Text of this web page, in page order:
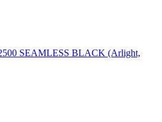
SEAMLESS BLACK (Arlight,